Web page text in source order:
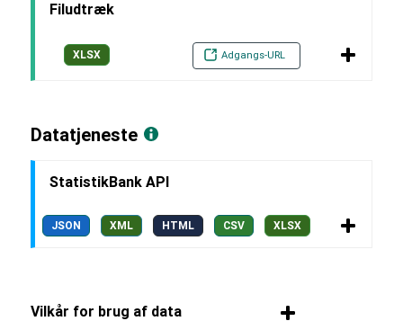
Filudtræk
XLSX Adgangs-URL
Datatjeneste
StatistikBank API
JSON XML HTML CSV XLSX
Vilkår for brug af data